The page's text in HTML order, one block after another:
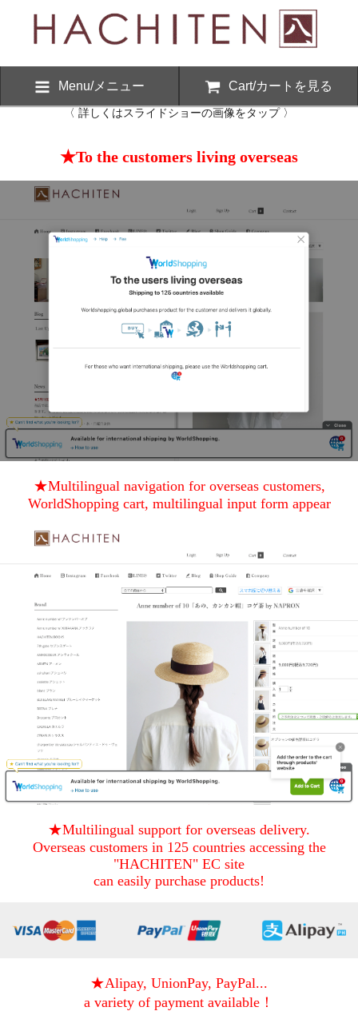
Menu/メニュー Cart/カートを見る
〈 詳しくはスライドショーの画像をタップ 〉
★To the customers living overseas
★Multilingual navigation for overseas customers,
WorldShopping cart, multilingual input form appear
★Multilingual support for overseas delivery.
Overseas customers in 125 countries accessing the
"HACHITEN" EC site
can easily purchase products!
★Alipay, UnionPay, PayPal...
a variety of payment available！